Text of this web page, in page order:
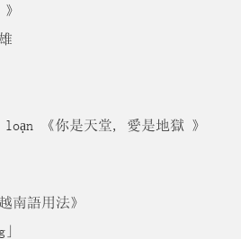
《你是天堂, 愛是地獄 》
南語用法》